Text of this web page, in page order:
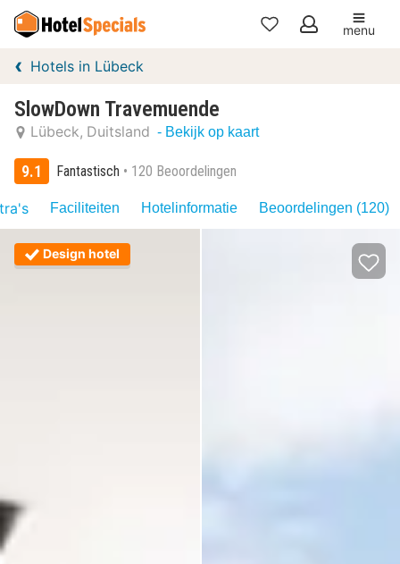
Mijn
menu
Hotels in Lübeck
SlowDown Travemuende
Lübeck Duitsland - Bekijk op kaart
9.1 Fantastisch 120 Beoordelingen
Faciliteiten Hotelinformatie Beoordelingen (120)
Design hotel